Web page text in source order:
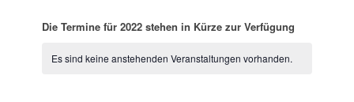
Die Termine für 2022 stehen in Kürze zur Verfügung
Es sind keine anstehenden Veranstaltungen vorhanden.